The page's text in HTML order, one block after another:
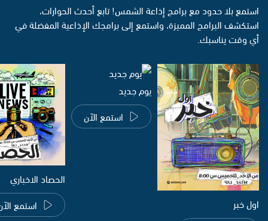
استمع بلا حدود مع برامج إذاعة الشمس! تابع أحدث الحوارات،
استكشف البرامج المميزة، واستمع إلى برامجك الإذاعية المفضلة في
أي وقت يناسبك.
اول خبر
يوم جديد
استمع الآن
الحصاد الاخباري
استمع